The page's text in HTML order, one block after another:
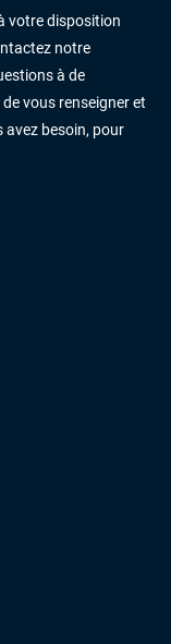
votre disposition
notre
à de
vous renseigner et
besoin, pour